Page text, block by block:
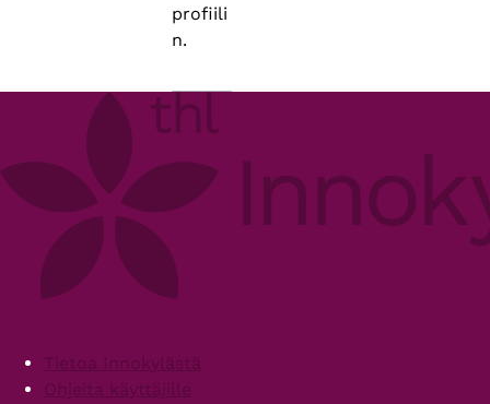
profiili
n.
FooterTietoa Innokylästä
Ohjeita käyttäjille